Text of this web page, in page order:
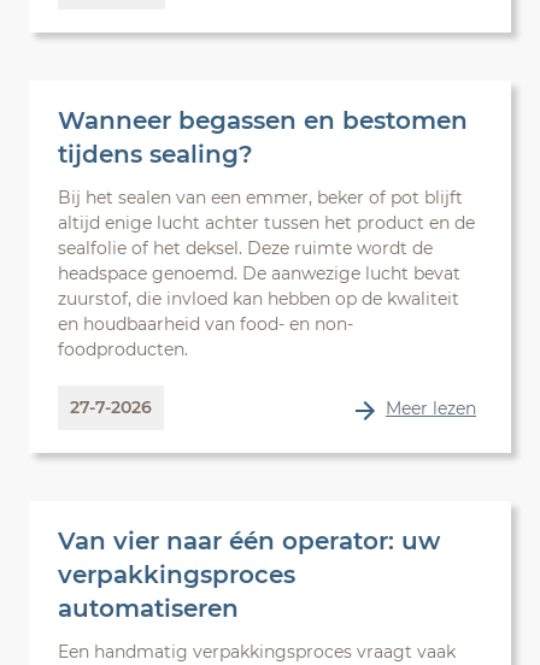
Wanneer begassen en bestomen
tijdens sealing?
Bij het sealen van een emmer, beker of pot blijft
altijd enige lucht achter tussen het product en de
sealfolie of het deksel. Deze ruimte wordt de
headspace genoemd. De aanwezige lucht bevat
zuurstof, die invloed kan hebben op de kwaliteit
en houdbaarheid van food- en non-
foodproducten.
27-7-2026 Meer lezen
Van vier naar één operator: uw
verpakkingsproces
automatiseren
Een handmatig verpakkingsproces vraagt vaak